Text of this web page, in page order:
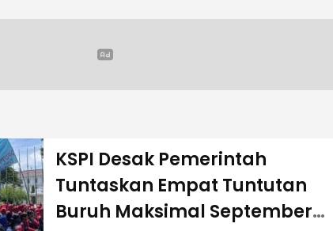
KSPI Desak Pemerintah
Tuntaskan Empat Tuntutan
Buruh Maksimal September